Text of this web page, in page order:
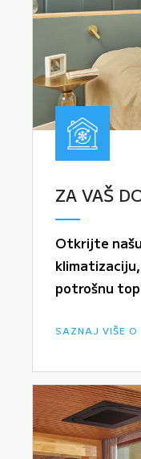
ZA VAŠ
Otkrijte
potrošnu
SAZNAJ VIŠE O